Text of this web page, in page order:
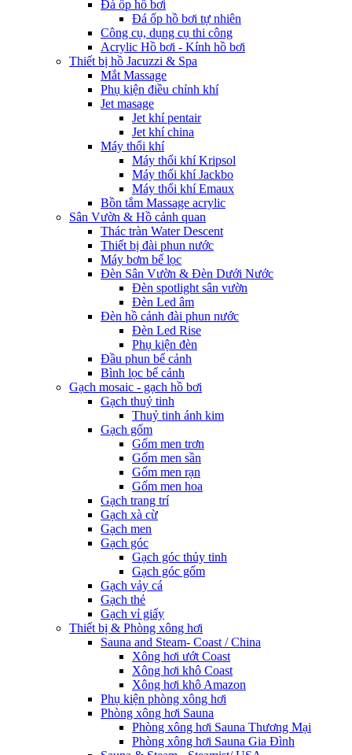
Đá ốp hồ bơi
Đá ốp hồ bơi tự nhiên
Công cụ, dụng cụ thi công
Acrylic Hồ bơi - Kính hồ bơi
Thiết bị hồ Jacuzzi & Spa
Mắt Massage
Phụ kiện điều chỉnh khí
Jet masage
Jet khí pentair
Jet khí china
Máy thổi khí
Máy thổi khí Kripsol
Máy thổi khí Jackbo
Máy thổi khí Emaux
Bồn tắm Massage acrylic
Sân Vườn & Hồ cảnh quan
Thác tràn Water Descent
Thiết bị đài phun nước
Máy bơm bể lọc
Đèn Sân Vườn & Đèn Dưới Nước
Đèn spotlight sân vườn
Đèn Led âm
Đèn hồ cảnh đài phun nước
Đèn Led Rise
Phụ kiện đèn
Đầu phun bể cảnh
Bình lọc bể cảnh
Gạch mosaic - gạch hồ bơi
Gạch thuỷ tinh
Thuỷ tinh ánh kim
Gạch gốm
Gốm men trơn
Gốm men sần
Gốm men rạn
Gốm men hoa
Gạch trang trí
Gạch xà cừ
Gạch men
Gạch góc
Gạch góc thủy tinh
Gạch góc gốm
Gạch vảy cá
Gạch thẻ
Gạch vỉ giấy
Thiết bị & Phòng xông hơi
Sauna and Steam- Coast / China
Xông hơi ướt Coast
Xông hơi khô Coast
Xông hơi khô Amazon
Phụ kiện phòng xông hơi
Phòng xông hơi Sauna
Phòng xông hơi Sauna Thương Mại
Phòng xông hơi Sauna Gia Đình